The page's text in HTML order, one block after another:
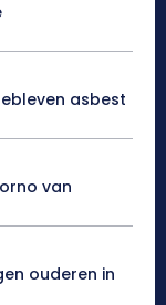
asbest
van
ouderen in